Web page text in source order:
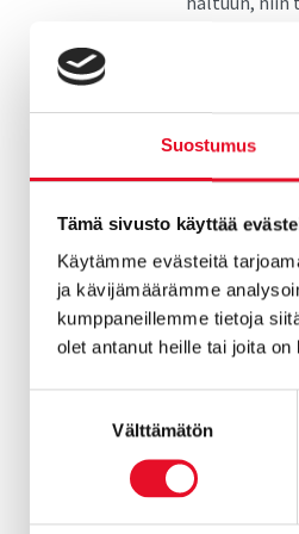
Suostumus
Tämä sivusto käyttää
Käytämme evästeitä
ja kävijämäärämme
kumppaneillemme tietoja
olet antanut heille tai joita
Välttämätön
työssä
Tee työtä,